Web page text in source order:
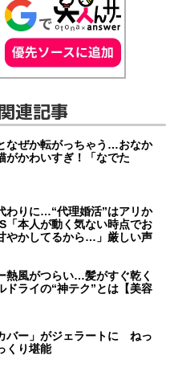
連記事
なぜか転がっちゃう…おなか
がかわいすぎ！「なでた
わりに…“代理婚活”はアリか
本人が動く気ない時点でお
やかしてるから…」厳しい声
熱風がつらい…髪がすぐ乾く
ドライの“神テク”とは【美容
バー」がジェラートに ねっ
くり堪能